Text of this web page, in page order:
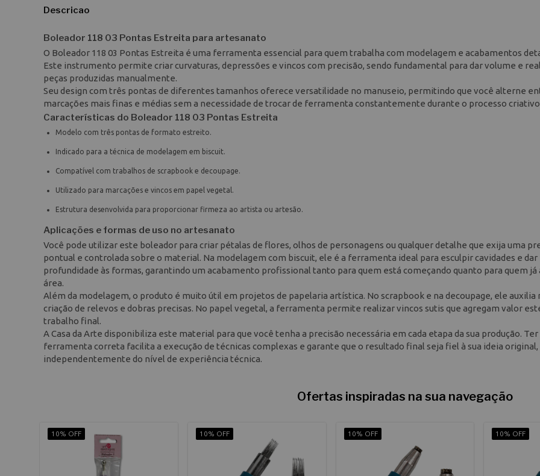
Descricao
Boleador 118 03 Pontas Estreita para artesanato
O Boleador 118 03 Pontas Estreita é uma ferramenta essencial para quem trabalha com modelagem e acabamentos
Este instrumento permite criar curvaturas, depressões e vincos com precisão, sendo fundamental para dar volume e
peças produzidas manualmente.
Seu design com três pontas de diferentes tamanhos oferece versatilidade no manuseio, permitindo que você alterne
marcações mais finas e médias sem a necessidade de trocar de ferramenta constantemente durante o processo
Características do Boleador 118 03 Pontas Estreita
Modelo com três pontas de formato estreito.
Indicado para a técnica de modelagem em biscuit.
Compatível com trabalhos de scrapbook e decoupage.
Utilizado para marcações e vincos em papel vegetal.
Estrutura desenvolvida para proporcionar firmeza ao artista ou artesão.
Aplicações e formas de uso no artesanato
Você pode utilizar este boleador para criar pétalas de flores, olhos de personagens ou qualquer detalhe que exija uma
pontual e controlada sobre o material. Na modelagem com biscuit, ele é a ferramenta ideal para esculpir cavidades e dar
profundidade às formas, garantindo um acabamento profissional tanto para quem está começando quanto para quem já
área.
Além da modelagem, o produto é muito útil em projetos de papelaria artística. No scrapbook e na decoupage, ele auxilia
criação de relevos e dobras precisas. No papel vegetal, a ferramenta permite realizar vincos sutis que agregam valor
trabalho final.
A Casa da Arte disponibiliza este material para que você tenha a precisão necessária em cada etapa da sua produção. Ter
ferramenta correta facilita a execução de técnicas complexas e garante que o resultado final seja fiel à sua ideia original,
independentemente do nível de experiência técnica.
Ofertas inspiradas na sua navegação
10% OFF 10% OFF 10% OFF 10% OFF